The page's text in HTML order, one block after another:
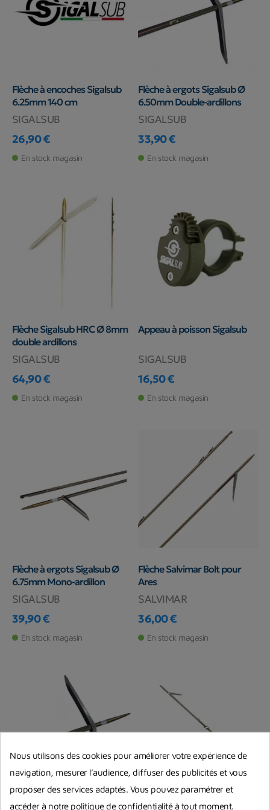
Flèche à encoches Sigalsub
6.25mm 140 cm
SIGALSUB
Prix
26,90 €
En stock magasin
Flèche à ergots Sigalsub Ø
6.50mm Double-ardillons
SIGALSUB
Prix
33,90 €
En stock magasin
Flèche Sigalsub HRC Ø 8mm
double ardillons
SIGALSUB
Prix
64,90 €
En stock magasin
Appeau à poisson Sigalsub
SIGALSUB
Prix
16,50 €
En stock magasin
Flèche à ergots Sigalsub Ø
6.75mm Mono-ardillon
SIGALSUB
Prix
39,90 €
En stock magasin
Flèche Salvimar Bolt pour
Ares
SALVIMAR
Prix
36,00 €
En stock magasin
Nous utilisons des cookies pour améliorer votre expérience de
navigation, mesurer l’audience, diffuser des publicités et vous
proposer des services adaptés. Vous pouvez paramétrer et
accéder à notre politique de confidentialité à tout moment.